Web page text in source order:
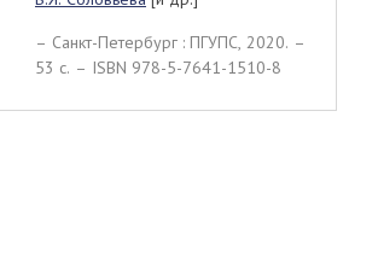
– Санкт-Петербург : ПГУПС, 2020. –
53 c. – ISBN 978-5-7641-1510-8